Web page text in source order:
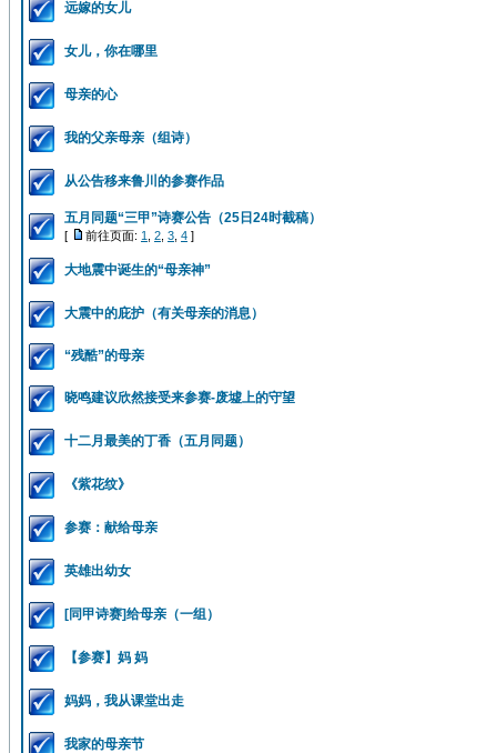
远嫁的女儿
女儿，你在哪里
母亲的心
我的父亲母亲（组诗）
从公告移来鲁川的参赛作品
五月同题“三甲”诗赛公告（25日24时截稿）
[ 前往页面: 1 2 3 4 ]
大地震中诞生的“母亲神”
大震中的庇护（有关母亲的消息）
“残酷”的母亲
晓鸣建议欣然接受来参赛-废墟上的守望
十二月最美的丁香（五月同题）
《紫花纹》
参赛：献给母亲
英雄出幼女
[同甲诗赛]给母亲（一组）
【参赛】妈 妈
妈妈，我从课堂出走
我家的母亲节